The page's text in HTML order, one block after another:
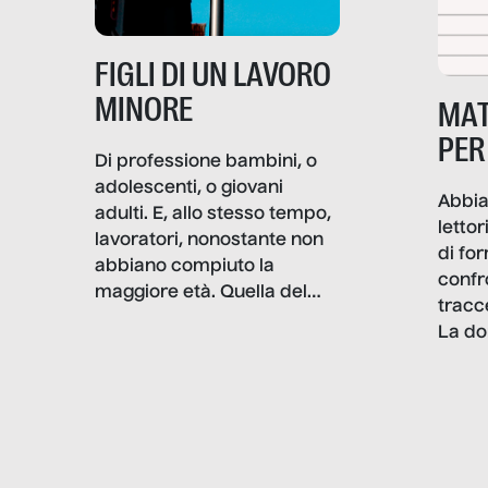
professionali – e, attraverso
esse, il senso stesso della
FIGLI DI UN LAVORO
MINORE
Di professione bambini, o
adolescenti, o giovani
adulti. E, allo stesso tempo,
lavoratori, nonostante non
abbiano compiuto la
maggiore età. Quella del
di
La